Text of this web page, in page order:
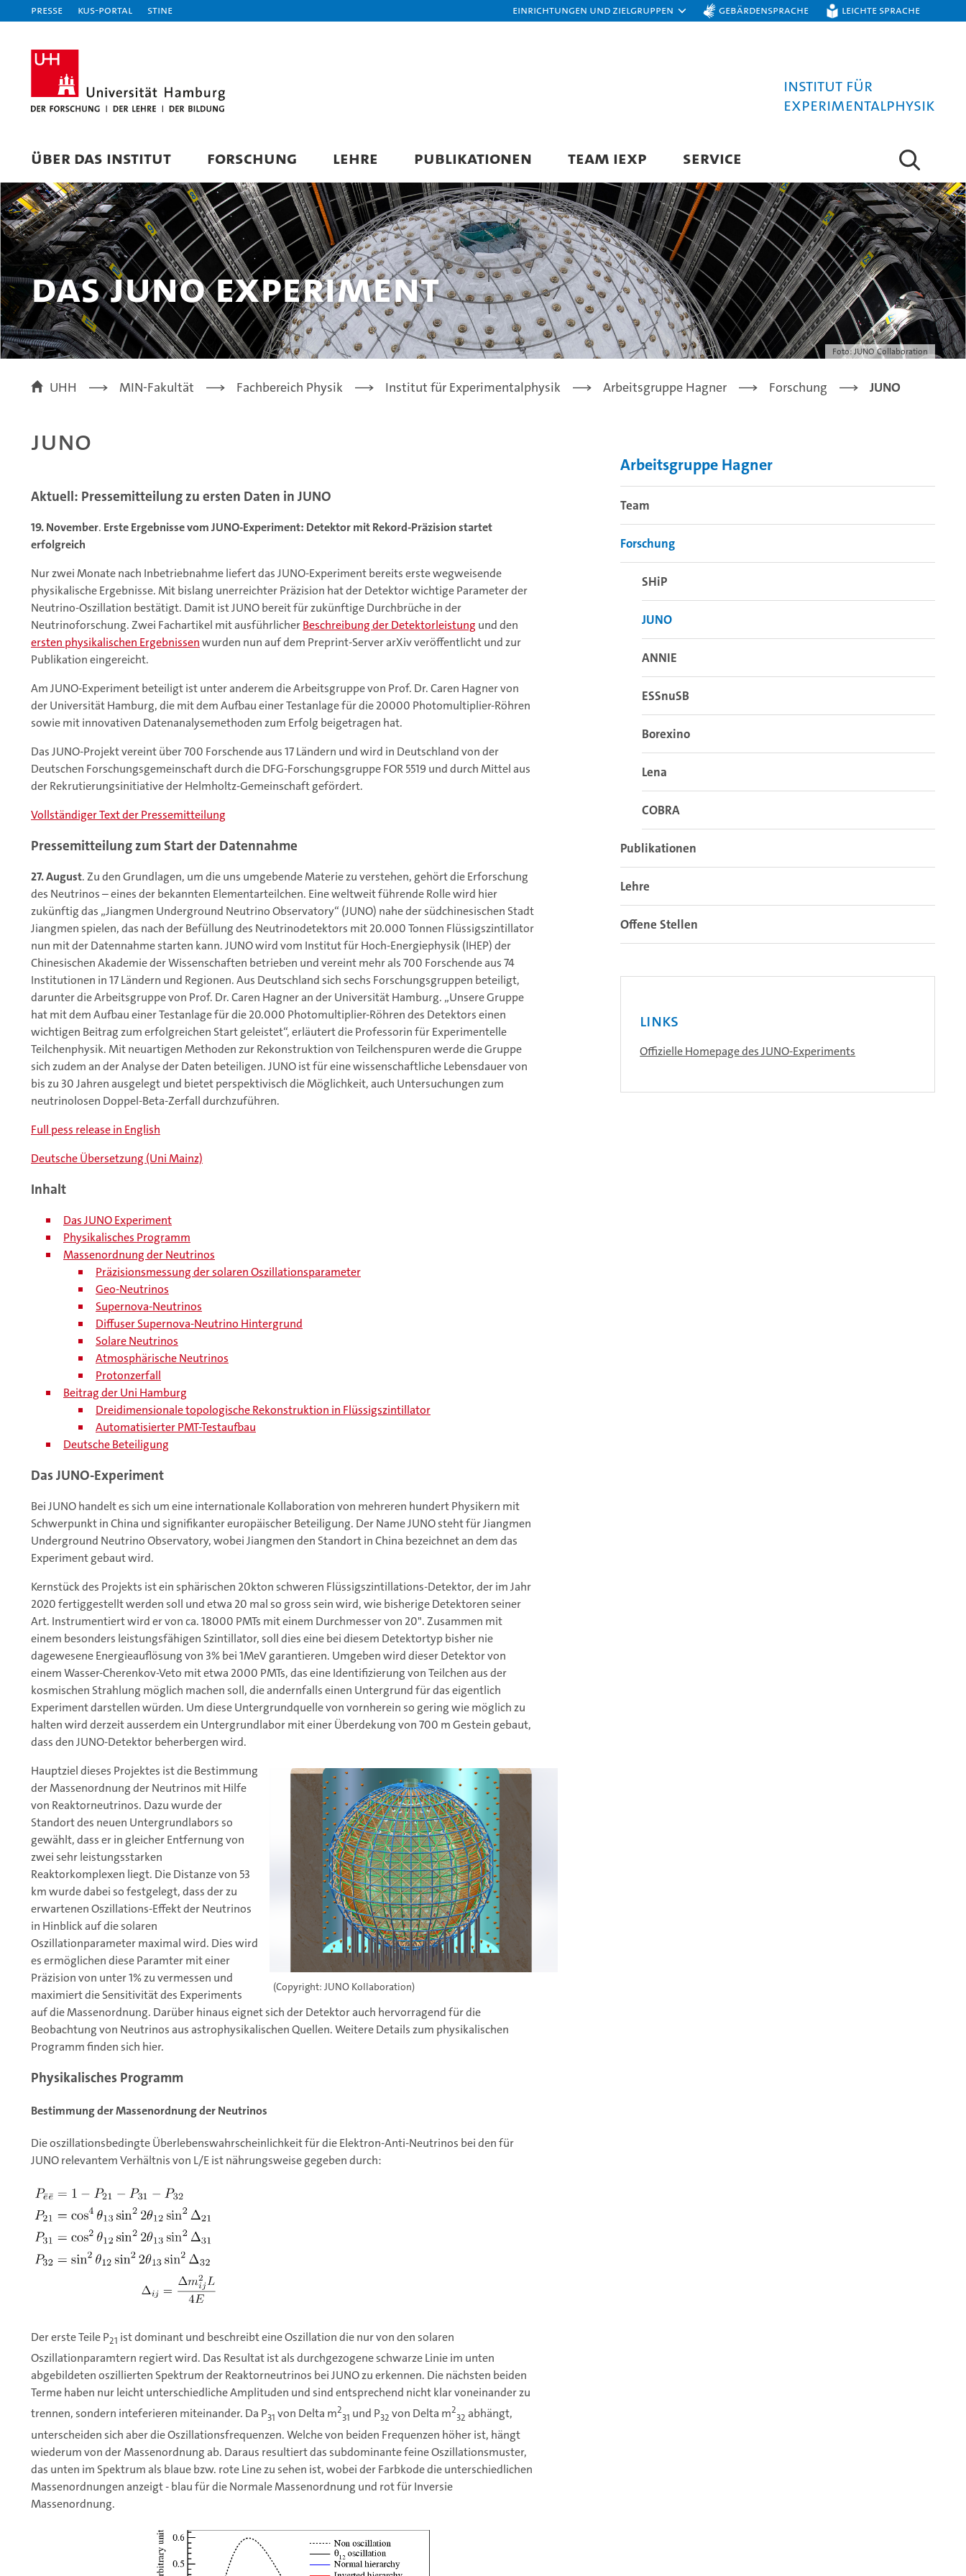
Presse KUS-Portal STiNE Einrichtungen und Zielgruppen Gebärdensprache Leichte Sprache
Institut für
Experimentalphysik
ÜBER DAS INSTITUT FORSCHUNG LEHRE PUBLIKATIONEN TEAM IEXP SERVICE
Foto: JUNO Collaboration
Das JUNO Experiment
UHH MIN-Fakultät Fachbereich Physik Institut für Experimentalphysik Arbeitsgruppe Hagner Forschung JUNO
JUNO
Aktuell: Pressemitteilung zu ersten Daten in JUNO
19. November. Erste Ergebnisse vom JUNO-Experiment: Detektor mit Rekord-Präzision startet
erfolgreich
Nur zwei Monate nach Inbetriebnahme liefert das JUNO-Experiment bereits erste wegweisende
physikalische Ergebnisse. Mit bislang unerreichter Präzision hat der Detektor wichtige Parameter der
Neutrino-Oszillation bestätigt. Damit ist JUNO bereit für zukünftige Durchbrüche in der
Neutrinoforschung. Zwei Fachartikel mit ausführlicherBeschreibung der Detektorleistung und den
ersten physikalischen Ergebnissenwurden nun auf dem Preprint-Server arXiv veröffentlicht und zur
Publikation eingereicht.
Am JUNO-Experiment beteiligt ist unter anderem die Arbeitsgruppe von Prof. Dr. Caren Hagner von
der Universität Hamburg, die mit dem Aufbau einer Testanlage für die 20000 Photomultiplier-Röhren
sowie mit innovativen Datenanalysemethoden zum Erfolg beigetragen hat.
Das JUNO-Projekt vereint über 700 Forschende aus 17 Ländern und wird in Deutschland von der
Deutschen Forschungsgemeinschaft durch die DFG-Forschungsgruppe FOR 5519 und durch Mittel aus
der Rekrutierungsinitiative der Helmholtz-Gemeinschaft gefördert.
Vollständiger Text der Pressemitteilung
Pressemitteilung zum Start der Datennahme
27. August. Zu den Grundlagen, um die uns umgebende Materie zu verstehen, gehört die Erforschung
des Neutrinos – eines der bekannten Elementarteilchen. Eine weltweit führende Rolle wird hier
zukünftig das „Jiangmen Underground Neutrino Observatory“ (JUNO) nahe der südchinesischen Stadt
Jiangmen spielen, das nach der Befüllung des Neutrinodetektors mit 20.000 Tonnen Flüssigszintillator
nun mit der Datennahme starten kann. JUNO wird vom Institut für Hoch-Energiephysik (IHEP) der
Chinesischen Akademie der Wissenschaften betrieben und vereint mehr als 700 Forschende aus 74
Institutionen in 17 Ländern und Regionen. Aus Deutschland sich sechs Forschungsgruppen beteiligt,
darunter die Arbeitsgruppe von Prof. Dr. Caren Hagner an der Universität Hamburg. „Unsere Gruppe
hat mit dem Aufbau einer Testanlage für die 20.000 Photomultiplier-Röhren des Detektors einen
wichtigen Beitrag zum erfolgreichen Start geleistet“, erläutert die Professorin für Experimentelle
Teilchenphysik. Mit neuartigen Methoden zur Rekonstruktion von Teilchenspuren werde die Gruppe
sich zudem an der Analyse der Daten beteiligen. JUNO ist für eine wissenschaftliche Lebensdauer von
bis zu 30 Jahren ausgelegt und bietet perspektivisch die Möglichkeit, auch Untersuchungen zum
neutrinolosen Doppel-Beta-Zerfall durchzuführen.
Full pess release in English
Deutsche Übersetzung (Uni Mainz)
Inhalt
Das JUNO Experiment
Physikalisches Programm
Massenordnung der Neutrinos
Präzisionsmessung der solaren Oszillationsparameter
Geo-Neutrinos
Supernova-Neutrinos
Diffuser Supernova-Neutrino Hintergrund
Solare Neutrinos
Atmosphärische Neutrinos
Protonzerfall
Beitrag der Uni Hamburg
Dreidimensionale topologische Rekonstruktion in Flüssigszintillator
Automatisierter PMT-Testaufbau
Deutsche Beteiligung
Das JUNO-Experiment
Bei JUNO handelt es sich um eine internationale Kollaboration von mehreren hundert Physikern mit
Schwerpunkt in China und signifikanter europäischer Beteiligung. Der Name JUNO steht für Jiangmen
Underground Neutrino Observatory, wobei Jiangmen den Standort in China bezeichnet an dem das
Experiment gebaut wird.
Kernstück des Projekts ist ein sphärischen 20kton schweren Flüssigszintillations-Detektor, der im Jahr
2020 fertiggestellt werden soll und etwa 20 mal so gross sein wird, wie bisherige Detektoren seiner
Art. Instrumentiert wird er von ca. 18000 PMTs mit einem Durchmesser von 20". Zusammen mit
einem besonders leistungsfähigen Szintillator, soll dies eine bei diesem Detektortyp bisher nie
dagewesene Energieauflösung von 3% bei 1MeV garantieren. Umgeben wird dieser Detektor von
einem Wasser-Cherenkov-Veto mit etwa 2000 PMTs, das eine Identifizierung von Teilchen aus der
kosmischen Strahlung möglich machen soll, die andernfalls einen Untergrund für das eigentlich
Experiment darstellen würden. Um diese Untergrundquelle von vornherein so gering wie möglich zu
halten wird derzeit ausserdem ein Untergrundlabor mit einer Überdekung von 700 m Gestein gebaut,
dass den JUNO-Detektor beherbergen wird.
(Copyright: JUNO Kollaboration)
Hauptziel dieses Projektes ist die Bestimmung
der Massenordnung der Neutrinos mit Hilfe
von Reaktorneutrinos. Dazu wurde der
Standort des neuen Untergrundlabors so
gewählt, dass er in gleicher Entfernung von
zwei sehr leistungsstarken
Reaktorkomplexen liegt. Die Distanze von 53
km wurde dabei so festgelegt, dass der zu
erwartenen Oszillations-Effekt der Neutrinos
in Hinblick auf die solaren
Oszillationparameter maximal wird. Dies wird
es ermöglichen diese Paramter mit einer
Präzision von unter 1% zu vermessen und
maximiert die Sensitivität des Experiments
auf die Massenordnung. Darüber hinaus eignet sich der Detektor auch hervorragend für die
Beobachtung von Neutrinos aus astrophysikalischen Quellen. Weitere Details zum physikalischen
Programm finden sich hier.
Physikalisches Programm
Bestimmung der Massenordnung der Neutrinos
Die oszillationsbedingte Überlebenswahrscheinlichkeit für die Elektron-Anti-Neutrinos bei den für
JUNO relevantem Verhältnis von L/E ist nährungsweise gegeben durch:
Der erste Teile P21 ist dominant und beschreibt eine Oszillation die nur von den solaren
Oszillationparamtern regiert wird. Das Resultat ist als durchgezogene schwarze Linie im unten
abgebildeten oszillierten Spektrum der Reaktorneutrinos bei JUNO zu erkennen. Die nächsten beiden
Terme haben nur leicht unterschiedliche Amplituden und sind entsprechend nicht klar voneinander zu
trennen, sondern inteferieren miteinander. Da P31 von Delta m2
31 und P32 von Delta m2
32 abhängt,
unterscheiden sich aber die Oszillationsfrequenzen. Welche von beiden Frequenzen höher ist, hängt
wiederum von der Massenordnung ab. Daraus resultiert das subdominante feine Oszillationsmuster,
das unten im Spektrum als blaue bzw. rote Line zu sehen ist, wobei der Farbkode die unterschiedlichen
Massenordnungen anzeigt - blau für die Normale Massenordnung und rot für Inversie
Massenordnung.
Arbeitsgruppe Hagner
Team
Forschung
SHiP
JUNO
ANNIE
ESSnuSB
Borexino
Lena
COBRA
Publikationen
Lehre
Offene Stellen
Links
Offizielle Homepage des JUNO-Experiments